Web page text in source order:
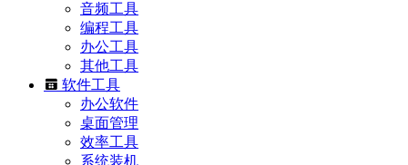
音频工具
编程工具
办公工具
其他工具
软件工具
办公软件
桌面管理
效率工具
系统装机